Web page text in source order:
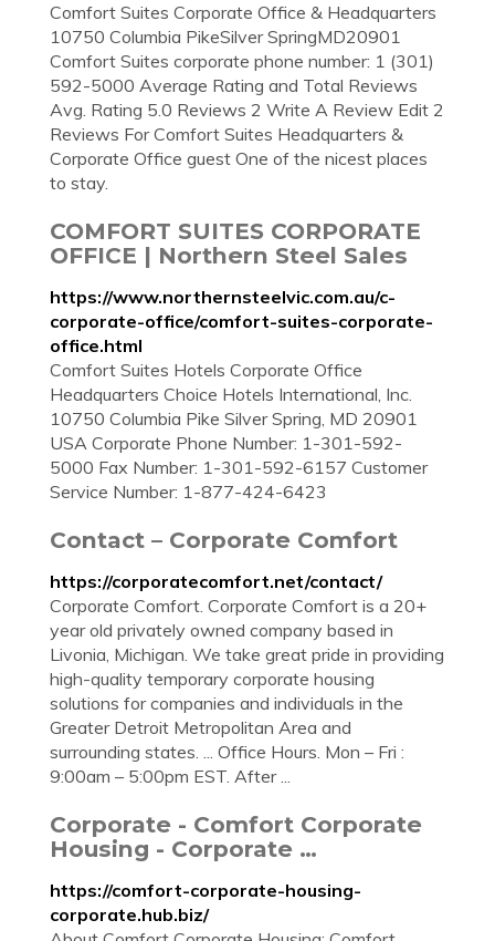
Comfort Suites Corporate Office & Headquarters
10750 Columbia PikeSilver SpringMD20901
Comfort Suites corporate phone number: 1 (301)
592-5000 Average Rating and Total Reviews
Avg. Rating 5.0 Reviews 2 Write A Review Edit 2
Reviews For Comfort Suites Headquarters &
Corporate Office guest One of the nicest places
to stay.
COMFORT SUITES CORPORATE
OFFICE | Northern Steel Sales
https://www.northernsteelvic.com.au/c-
corporate-office/comfort-suites-corporate-
office.html
Comfort Suites Hotels Corporate Office
Headquarters Choice Hotels International, Inc.
10750 Columbia Pike Silver Spring, MD 20901
USA Corporate Phone Number: 1-301-592-
5000 Fax Number: 1-301-592-6157 Customer
Service Number: 1-877-424-6423
Contact – Corporate Comfort
https://corporatecomfort.net/contact/
Corporate Comfort. Corporate Comfort is a 20+
year old privately owned company based in
Livonia, Michigan. We take great pride in providing
high-quality temporary corporate housing
solutions for companies and individuals in the
Greater Detroit Metropolitan Area and
surrounding states. ... Office Hours. Mon – Fri :
9:00am – 5:00pm EST. After ...
Corporate - Comfort Corporate
Housing - Corporate …
https://comfort-corporate-housing-
corporate.hub.biz/